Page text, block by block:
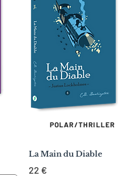
POLAR/THRILLER
La Main du Diable
22 €